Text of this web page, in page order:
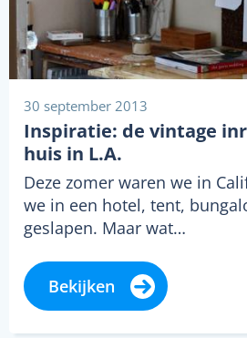
30 september 2013
Inspiratie: de vintage
huis in L.A.
Deze zomer waren we in
we in een hotel, tent,
geslapen. Maar wat…
Bekijken